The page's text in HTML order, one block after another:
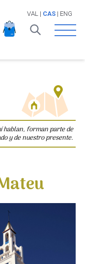
VAL | CAS| ENG
Open
hablan, forman parte de
y de nuestro presente.